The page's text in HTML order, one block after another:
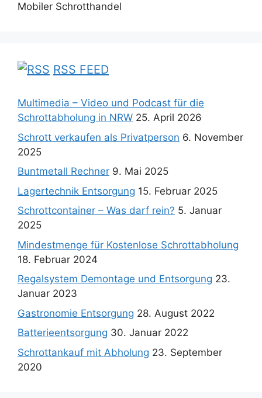
Mobiler Schrotthandel
RSS FEED
Multimedia – Video und Podcast für die
Schrottabholung in NRW 25. April 2026
Schrott verkaufen als Privatperson 6. November
2025
Buntmetall Rechner 9. Mai 2025
Lagertechnik Entsorgung 15. Februar 2025
Schrottcontainer – Was darf rein? 5. Januar
2025
Mindestmenge für Kostenlose Schrottabholung
18. Februar 2024
Regalsystem Demontage und Entsorgung 23.
Januar 2023
Gastronomie Entsorgung 28. August 2022
Batterieentsorgung 30. Januar 2022
Schrottankauf mit Abholung 23. September
2020